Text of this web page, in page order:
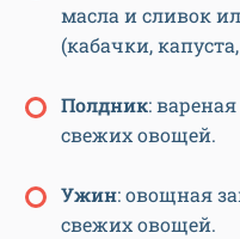
масла и сливок
(кабачки,
Полдник:
свежих овощей.
Ужин: овощная
свежих овощей.